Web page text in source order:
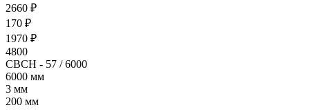
2660 ₽
170 ₽
1970 ₽
4800
СВСН - 57 / 6000
6000 мм
3 мм
200 мм